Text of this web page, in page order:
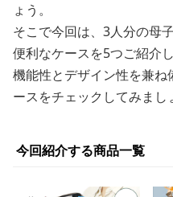
ょう。
そこで今回は、3人分の母
便利なケースを5つご紹介し
機能性とデザイン性を兼
ースをチェックしてみまし
今回紹介する商品一覧